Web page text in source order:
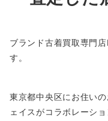
ブランド古着買取専門店
す。
東京都中央区にお住い
ェイスがコラボレーシ